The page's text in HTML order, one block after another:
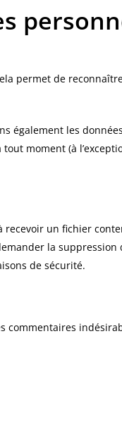
permet de
également les
moment (à
recevoir un fichier
la
de sécurité.
commentaires